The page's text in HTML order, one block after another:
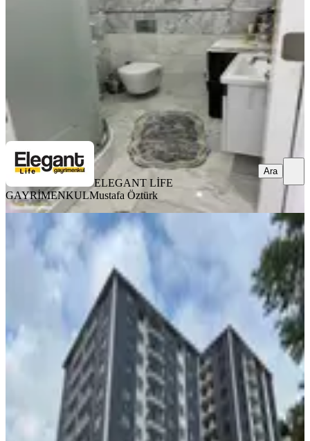
3+1·135 m²·4. Kat·13.07.2026
7.650.000 ₺
ELEGANT LİFE GAYRİMENKULMustafa Öztürk
ELEGANT LİFE
GAYRİMENKULMustafa Öztürk
Ara
Yapıtürk Gayrimenkul’den Kale
Mahallesi 2 Blok'lu Projede 8. Kat
3+1 126 M² Satılık Daire
Merkez, Kale Mahallesi
3+1
126 m² ·8. Kat
6.500.000 ₺
YAPITÜRK GAYRİMENKULRecep Çelik